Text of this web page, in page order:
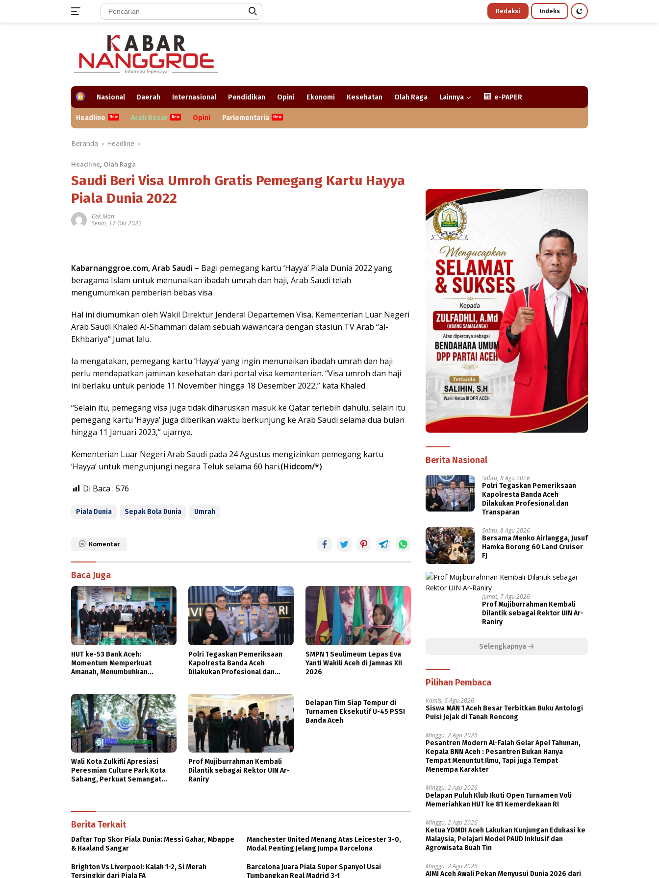
Redaksi Indeks
H
e
Nasional Daerah Internasional Pendidikan Opini Ekonomi Kesehatan Olah Raga Lainnya e-PAPER
Headline Aceh Besar Opini Parlementaria
Beranda Headline
Headline, Olah Raga
Saudi Beri Visa Umroh Gratis Pemegang Kartu Hayya
Piala Dunia 2022
Cek Man
Senin, 17 Okt 2022
Kabarnanggroe.com, Arab Saudi – Bagi pemegang kartu ‘Hayya’ Piala Dunia 2022 yang
beragama Islam untuk menunaikan ibadah umrah dan haji, Arab Saudi telah
mengumumkan pemberian bebas visa.
Hal ini diumumkan oleh Wakil Direktur Jenderal Departemen Visa, Kementerian Luar Negeri
Arab Saudi Khaled Al-Shammari dalam sebuah wawancara dengan stasiun TV Arab “al-
Ekhbariya” Jumat lalu.
Ia mengatakan, pemegang kartu ‘Hayya’ yang ingin menunaikan ibadah umrah dan haji
perlu mendapatkan jaminan kesehatan dari portal visa kementerian. “Visa umroh dan haji
ini berlaku untuk periode 11 November hingga 18 Desember 2022,” kata Khaled.
“Selain itu, pemegang visa juga tidak diharuskan masuk ke Qatar terlebih dahulu, selain itu
pemegang kartu ‘Hayya’ juga diberikan waktu berkunjung ke Arab Saudi selama dua bulan
hingga 11 Januari 2023,” ujarnya.
Kementerian Luar Negeri Arab Saudi pada 24 Agustus mengizinkan pemegang kartu
‘Hayya’ untuk mengunjungi negara Teluk selama 60 hari.(Hidcom/*)
Di Baca : 576
Piala Dunia Sepak Bola Dunia Umrah
Komentar
Baca Juga
HUT ke-53 Bank Aceh:
Momentum Memperkuat
Amanah, Menumbuhkan
Polri Tegaskan Pemeriksaan
Kapolresta Banda Aceh
Dilakukan Profesional dan
SMPN 1 Seulimeum Lepas Eva
Yanti Wakili Aceh di Jamnas XII
2026
Wali Kota Zulkifli Apresiasi
Peresmian Culture Park Kota
Sabang, Perkuat Semangat
Prof Mujiburrahman Kembali
Dilantik sebagai Rektor UIN Ar-
Raniry
Delapan Tim Siap Tempur di
Turnamen Eksekutif U-45 PSSI
Banda Aceh
Berita Terkait
Daftar Top Skor Piala Dunia: Messi Gahar, Mbappe
& Haaland Sangar
Manchester United Menang Atas Leicester 3-0,
Modal Penting Jelang Jumpa Barcelona
Brighton Vs Liverpool: Kalah 1-2, Si Merah
Tersingkir dari Piala FA
Barcelona Juara Piala Super Spanyol Usai
Tumbangkan Real Madrid 3-1
Berita Nasional
Sabtu, 8 Agu 2026
Polri Tegaskan Pemeriksaan
Kapolresta Banda Aceh
Dilakukan Profesional dan
Transparan
Sabtu, 8 Agu 2026
Bersama Menko Airlangga, Jusuf
Hamka Borong 60 Land Cruiser
FJ
Jumat, 7 Agu 2026
Prof Mujiburrahman Kembali
Dilantik sebagai Rektor UIN Ar-
Raniry
Selengkapnya
Pilihan Pembaca
Kamis, 6 Agu 2026
Siswa MAN 1 Aceh Besar Terbitkan Buku Antologi
Puisi Jejak di Tanah Rencong
Minggu, 2 Agu 2026
Pesantren Modern Al-Falah Gelar Apel Tahunan,
Kepala BNN Aceh : Pesantren Bukan Hanya
Tempat Menuntut Ilmu, Tapi juga Tempat
Menempa Karakter
Minggu, 2 Agu 2026
Delapan Puluh Klub Ikuti Open Turnamen Voli
Memeriahkan HUT ke 81 Kemerdekaan RI
Minggu, 2 Agu 2026
Ketua YDMDI Aceh Lakukan Kunjungan Edukasi ke
Malaysia, Pelajari Model PAUD Inklusif dan
Agrowisata Buah Tin
Minggu, 2 Agu 2026
AIMI Aceh Awali Pekan Menyusui Dunia 2026 dari